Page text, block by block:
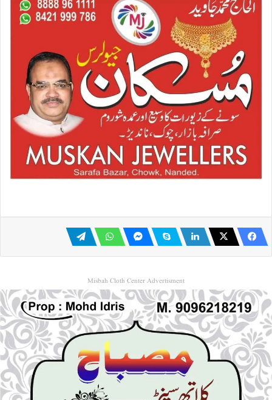
Misbah Cloth Center Advertisment